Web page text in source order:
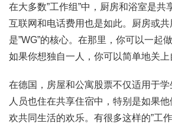
在大多数”工作组”中，厨房和浴室是共
互联网和电话费用也是如此。厨房或
是”WG”的核心。在那里，你可以一起
如果你想独自一人，你可以简单地关上
在德国，房屋和公寓股票不仅适用于
人员也住在共享住宿中，特别是如果
欢共同生活的欢乐。有很多这样的”工